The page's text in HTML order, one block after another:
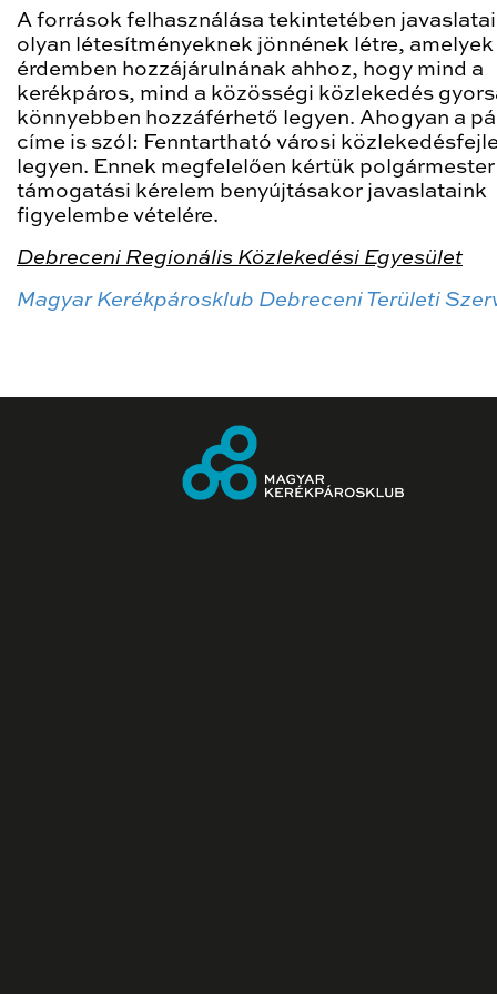
A források felhasználása tekintetében
olyan létesítményeknek jönnének létre, amelyek
érdemben hozzájárulnának ahhoz, hogy mind a
kerékpáros, mind a közösségi közlekedés
könnyebben hozzáférhető legyen. Ahogyan a
címe is szól: Fenntartható városi
legyen. Ennek megfelelően kértük
támogatási kérelem benyújtásakor javaslataink
figyelembe vételére.
Debreceni Regionális Közlekedési Egyesület
Magyar Kerékpárosklub Debreceni Területi